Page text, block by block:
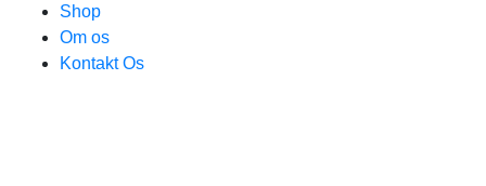
Shop
Om os
Kontakt Os